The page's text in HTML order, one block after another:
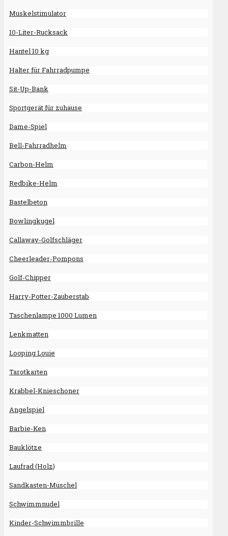
Muskelstimulator
10-Liter-Rucksack
Hantel 10 kg
Halter für Fahrradpumpe
Sit-Up-Bank
Sportgerät für zuhause
Dame-Spiel
Bell-Fahrradhelm
Carbon-Helm
Redbike-Helm
Bastelbeton
Bowlingkugel
Callaway-Golfschläger
Cheerleader-Pompons
Golf-Chipper
Harry-Potter-Zauberstab
Taschenlampe 1000 Lumen
Lenkmatten
Looping Louie
Tarotkarten
Krabbel-Knieschoner
Angelspiel
Barbie-Ken
Bauklötze
Laufrad (Holz)
Sandkasten-Muschel
Schwimmnudel
Kinder-Schwimmbrille